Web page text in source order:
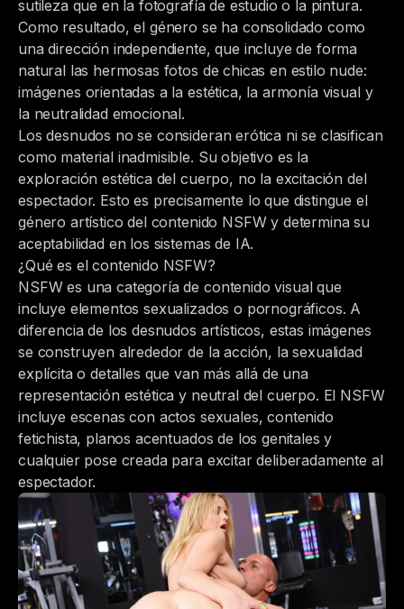
sutileza que en la fotografía de estudio o la pintura.
Como resultado, el género se ha consolidado como
una dirección independiente, que incluye de forma
natural las hermosas fotos de chicas en estilo nude:
imágenes orientadas a la estética, la armonía visual y
la neutralidad emocional.
Los desnudos no se consideran erótica ni se clasifican
como material inadmisible. Su objetivo es la
exploración estética del cuerpo, no la excitación del
espectador. Esto es precisamente lo que distingue el
género artístico del contenido NSFW y determina su
aceptabilidad en los sistemas de IA.
¿Qué es el contenido NSFW?
NSFW es una categoría de contenido visual que
incluye elementos sexualizados o pornográficos. A
diferencia de los desnudos artísticos, estas imágenes
se construyen alrededor de la acción, la sexualidad
explícita o detalles que van más allá de una
representación estética y neutral del cuerpo. El NSFW
incluye escenas con actos sexuales, contenido
fetichista, planos acentuados de los genitales y
cualquier pose creada para excitar deliberadamente al
espectador.